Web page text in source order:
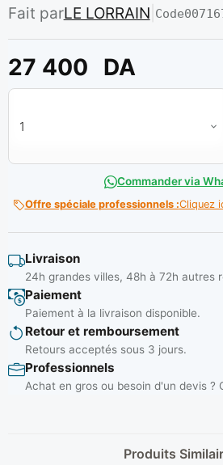
Fait parLE LORRAIN Code
27 400 DA
quantité de Chalumeau decoupeur
Commander via
Offre spéciale professionnels :Cliquez
Livraison
24h grandes villes, 48h à 72h autres
Paiement
Paiement à la livraison disponible.
Retour et remboursement
Retours acceptés sous 3 jours.
Professionnels
Achat en gros ou besoin d'un devis ?
Produits